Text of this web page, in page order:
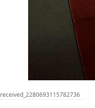
received_2280693115782736